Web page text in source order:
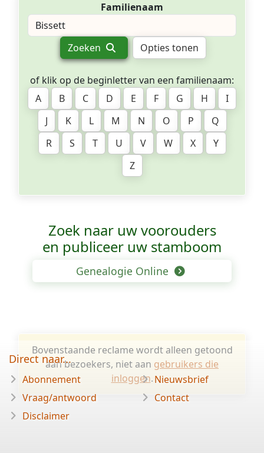
Familienaam
Zoeken Opties tonen
of klik op de beginletter van een familienaam:
A
B C D E F G H
I
J
K L M N O P
Q
R
S T U V W X
Y
Z
Zoek naar uw voorouders
en publiceer uw stamboom
Genealogie Online
Bovenstaande reclame wordt alleen getoond
aan bezoekers, niet aan gebruikers die
inloggen.
Direct naar...
Abonnement
Vraag/antwoord
Disclaimer
Nieuwsbrief
Contact